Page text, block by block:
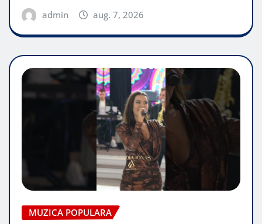
admin aug. 7, 2026
MUZICA POPULARA